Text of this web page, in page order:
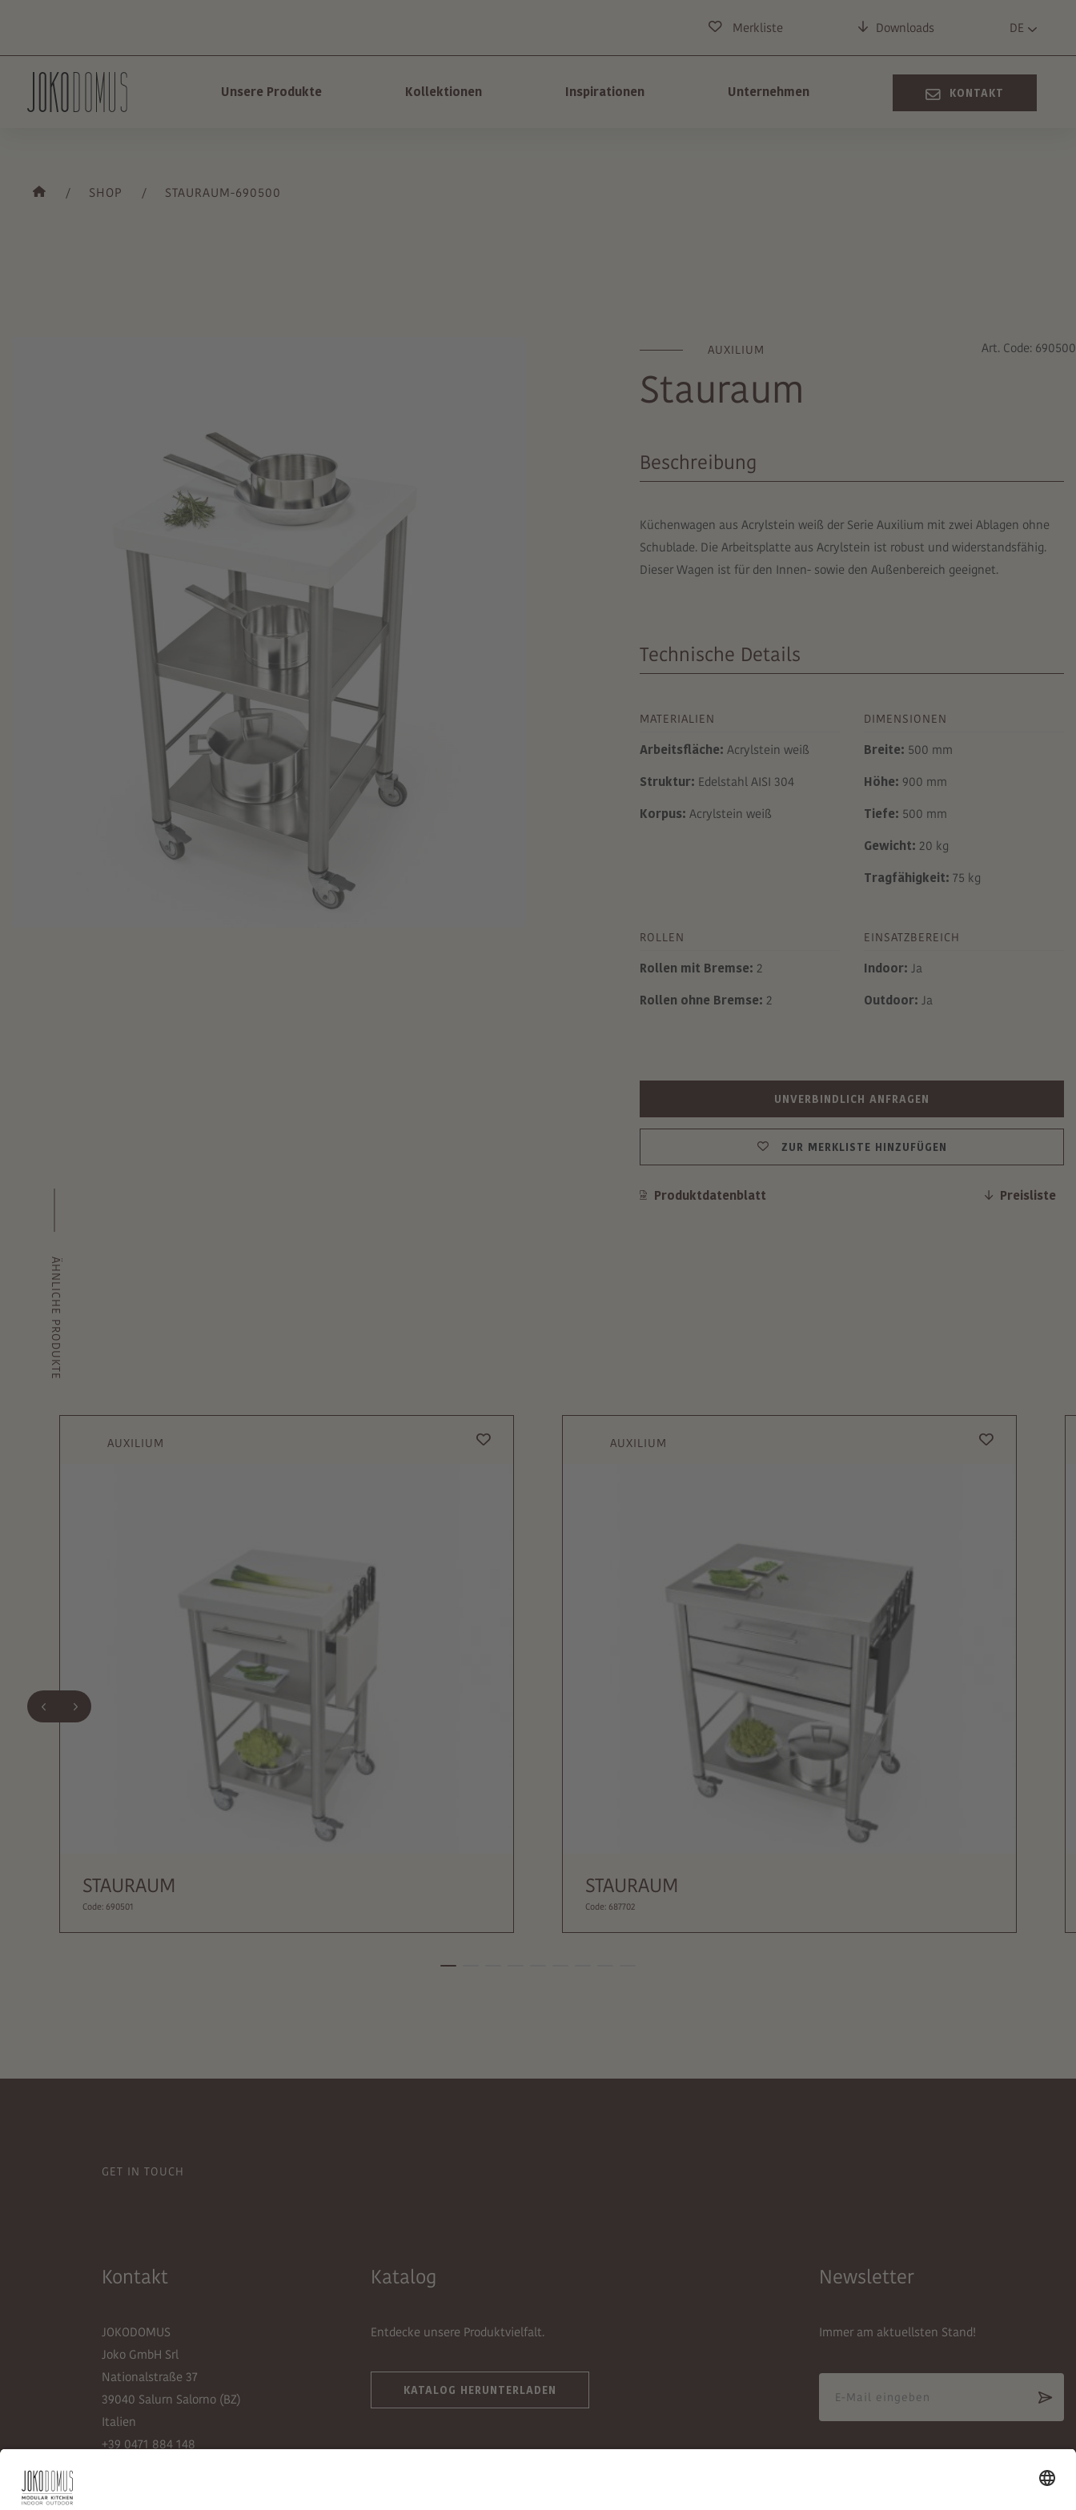
Merkliste Downloads DE
Unsere Produkte Kollektionen Inspirationen Unternehmen KONTAKT
SHOP STAURAUM-690500
AUXILIUM Art. Code: 690500
Stauraum
Beschreibung
Küchenwagen aus Acrylstein weiß der Serie Auxilium mit zwei Ablagen ohne
Schublade. Die Arbeitsplatte aus Acrylstein ist robust und widerstandsfähig.
Dieser Wagen ist für den Innen- sowie den Außenbereich geeignet.
UNVERBINDLICH ANFRAGEN
ZUR MERKLISTE HINZUFÜGEN
Produktdatenblatt Preisliste
Technische Details
MATERIALIEN
Arbeitsfläche: Acrylstein weiß
Struktur: Edelstahl AISI 304
Korpus: Acrylstein weiß
DIMENSIONEN
Breite: 500 mm
Höhe: 900 mm
Tiefe: 500 mm
Gewicht: 20 kg
Tragfähigkeit: 75 kg
ROLLEN
Rollen mit Bremse: 2
Rollen ohne Bremse: 2
EINSATZBEREICH
Indoor: Ja
Outdoor: Ja
ÄHNLICHE PRODUKTE
AUXILIUM
STAURAUM
Code: 690501
AUXILIUM
STAURAUM
Code: 687702
GET IN TOUCH
Kontakt
JOKODOMUS
Joko GmbH Srl
Nationalstraße 37
39040 Salurn Salorno (BZ)
Italien
+39 0471 884 148
Katalog
Entdecke unsere Produktvielfalt.
KATALOG HERUNTERLADEN
Newsletter
Immer am aktuellsten Stand!